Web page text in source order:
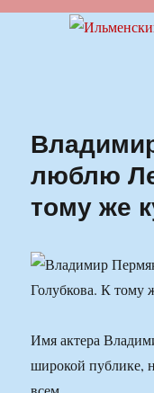
Ильменский
люблю
тому же
Имя актера
широкой публике,